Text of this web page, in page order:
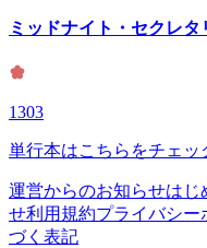
ミッドナイト・セクレタ
1303
単行本はこちらをチェッ
運営からのお知らせはじ
せ利用規約プライバシー
づく表記